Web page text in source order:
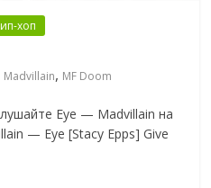
хоп
Madvillain, MF Doom
Eye — Madvillain на
— Eye [Stacy Epps] Give